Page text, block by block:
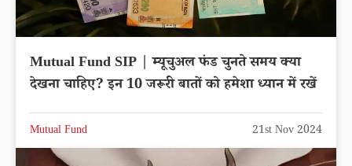
Mutual Fund SIP | म्यूचुअल फंड चुनते समय क्या
देखना चाहिए? इन 10 जरूरी बातों को हमेशा ध्यान में रखें
Mutual Fund 21st Nov 2024